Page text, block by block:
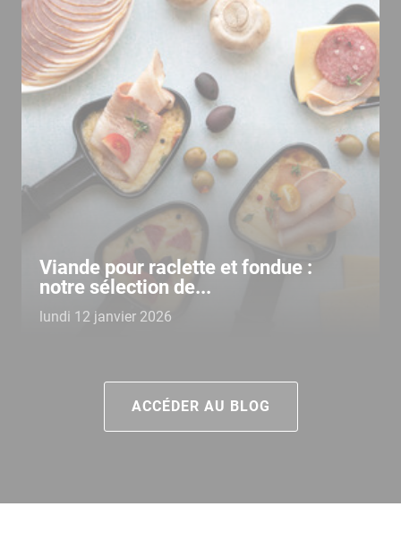
Viande pour raclette et fondue :
notre sélection de...
lundi 12 janvier 2026
ACCÉDER AU BLOG